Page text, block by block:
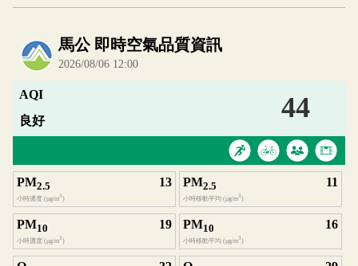
內嵌空氣品質小工具為視覺預覽，完整即時空